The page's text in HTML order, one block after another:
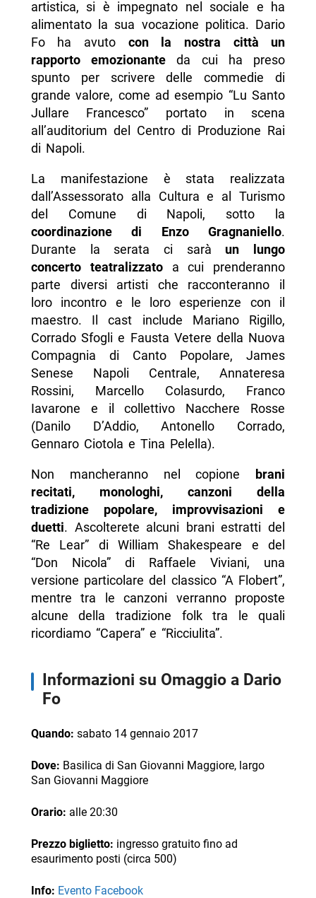
artistica, si è impegnato nel sociale e ha
alimentato la sua vocazione politica. Dario
Fo ha avuto con la nostra città un
rapporto emozionante da cui ha preso
spunto per scrivere delle commedie di
grande valore, come ad esempio “Lu Santo
Jullare Francesco” portato in scena
all’auditorium del Centro di Produzione Rai
di Napoli.
La manifestazione è stata realizzata
dall’Assessorato alla Cultura e al Turismo
del Comune di Napoli, sotto la
coordinazione di Enzo Gragnaniello.
Durante la serata ci sarà un lungo
concerto teatralizzatoa cui prenderanno
parte diversi artisti che racconteranno il
loro incontro e le loro esperienze con il
maestro. Il cast include Mariano Rigillo,
Corrado Sfogli e Fausta Vetere della Nuova
Compagnia di Canto Popolare, James
Senese Napoli Centrale, Annateresa
Rossini, Marcello Colasurdo, Franco
Iavarone e il collettivo Nacchere Rosse
(Danilo D’Addio, Antonello Corrado,
Gennaro Ciotola e Tina Pelella).
Non mancheranno nel copione
brani
recitati, monologhi, canzoni della
tradizione popolare, improvvisazioni e
duetti. Ascolterete alcuni brani estratti del
“Re Lear” di William Shakespeare e del
“Don Nicola” di Raffaele Viviani, una
versione particolare del classico “A Flobert”,
mentre tra le canzoni verranno proposte
alcune della tradizione folk tra le quali
ricordiamo “Capera” e “Ricciulita”.
Informazioni su Omaggio a Dario
Fo
Quando: sabato 14 gennaio 2017
Dove: Basilica di San Giovanni Maggiore, largo
San Giovanni Maggiore
Orario: alle 20:30
Prezzo biglietto: ingresso gratuito fino ad
esaurimento posti (circa 500)
Info: Evento Facebook